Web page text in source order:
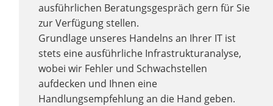
ausführlichen Beratungsgespräch gern für Sie
zur Verfügung stellen.
Grundlage unseres Handelns an Ihrer IT ist
stets eine ausführliche Infrastrukturanalyse,
wobei wir Fehler und Schwachstellen
aufdecken und Ihnen eine
Handlungsempfehlung an die Hand geben.